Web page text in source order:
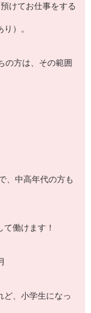
けてお仕事をする
）。
の方は、その範囲
、中高年代の方も
働けます！
ど、小学生になっ